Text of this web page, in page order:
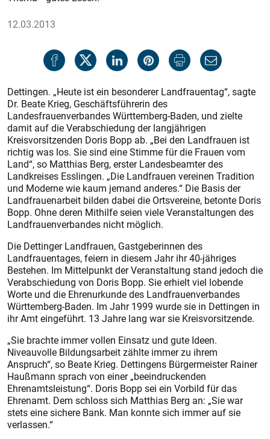
12.03.2013
Dettingen. „Heute ist ein besonderer Landfrauentag“, sagte
Dr. Beate Krieg, Geschäftsführerin des
Landesfrauenverbandes Württemberg-Baden, und zielte
damit auf die Verabschiedung der langjährigen
Kreisvorsitzenden Doris Bopp ab. „Bei den Landfrauen ist
richtig was los. Sie sind eine Stimme für die Frauen vom
Land“, so Matthias Berg, erster Landesbeamter des
Landkreises Esslingen. „Die Landfrauen vereinen Tradition
und Moderne wie kaum jemand anderes.“ Die Basis der
Landfrauenarbeit bilden dabei die Ortsvereine, betonte Doris
Bopp. Ohne deren Mithilfe seien viele Veranstaltungen des
Landfrauenverbandes nicht möglich.
Die Dettinger Landfrauen, Gastgeberinnen des
Landfrauentages, feiern in diesem Jahr ihr 40-jähriges
Bestehen. Im Mittelpunkt der Veranstaltung stand jedoch die
Verabschiedung von Doris Bopp. Sie erhielt viel lobende
Worte und die Ehrenurkunde des Landfrauenverbandes
Württemberg-Baden. Im Jahr 1999 wurde sie in Dettingen in
ihr Amt eingeführt. 13 Jahre lang war sie Kreisvorsitzende.
„Sie brachte immer vollen Einsatz und gute Ideen.
Niveauvolle Bildungsarbeit zählte immer zu ihrem
Anspruch“, so Beate Krieg. Dettingens Bürgermeister Rainer
Haußmann sprach von einer „beeindruckenden
Ehrenamtsleistung“. Doris Bopp sei ein Vorbild für das
Ehrenamt. Dem schloss sich Matthias Berg an: „Sie war
stets eine sichere Bank. Man konnte sich immer auf sie
verlassen.“